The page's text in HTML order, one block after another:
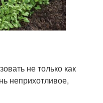
не только как
неприхотливое,